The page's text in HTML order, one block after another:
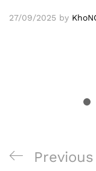
27/09/2025 by
Previous
Previous